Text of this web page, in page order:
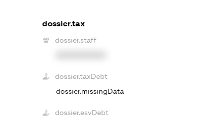
dossier.tax
dossier.staff
dossier.taxDebt
dossier.missingData
dossier.esvDebt